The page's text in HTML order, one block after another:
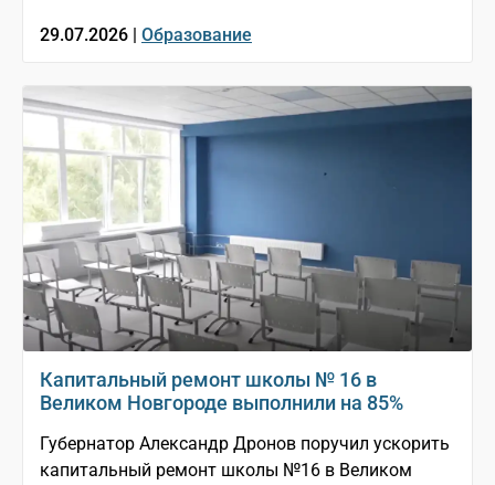
29.07.2026 | Образование
Капитальный ремонт школы № 16 в
Великом Новгороде выполнили на 85%
Губернатор Александр Дронов поручил ускорить
капитальный ремонт школы №16 в Великом